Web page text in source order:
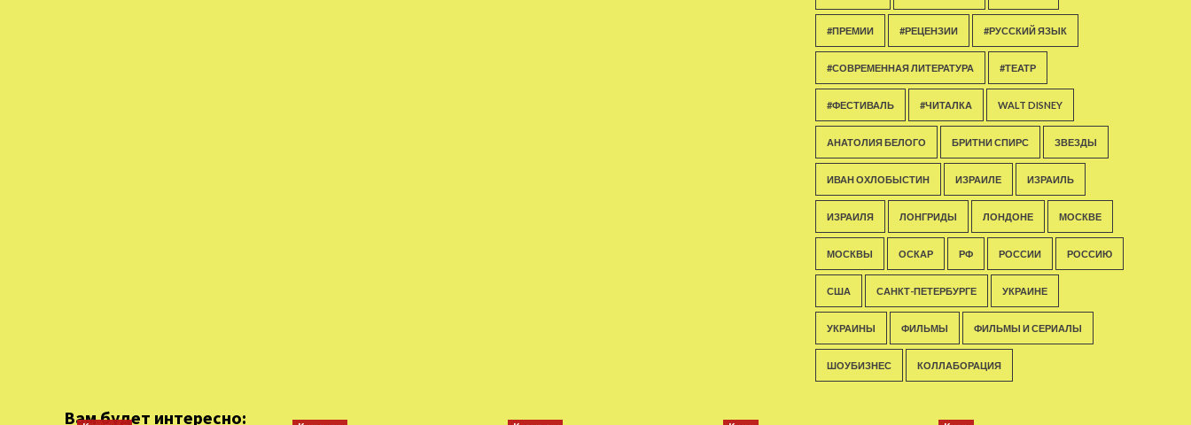
#ПРЕМИИ #РЕЦЕНЗИИ #РУССКИЙ ЯЗЫК
#СОВРЕМЕННАЯ ЛИТЕРАТУРА #ТЕАТР
#ФЕСТИВАЛЬ #ЧИТАЛКА WALT DISNEY
АНАТОЛИЯ БЕЛОГО БРИТНИ СПИРС ЗВЕЗДЫ
ИВАН ОХЛОБЫСТИН ИЗРАИЛЕ ИЗРАИЛЬ
ИЗРАИЛЯ ЛОНГРИДЫ ЛОНДОНЕ МОСКВЕ
МОСКВЫ ОСКАР РФ РОССИИ РОССИЮ
США САНКТ-ПЕТЕРБУРГЕ УКРАИНЕ
УКРАИНЫ ФИЛЬМЫ ФИЛЬМЫ И СЕРИАЛЫ
ШОУБИЗНЕС КОЛЛАБОРАЦИЯ
Вам будет интересно: